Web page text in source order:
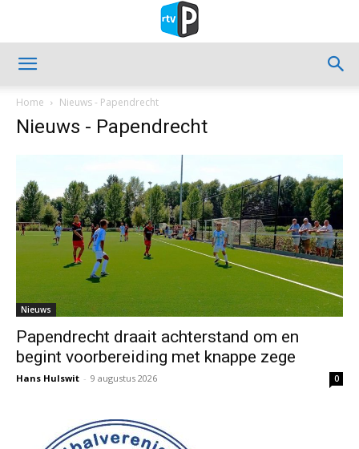
Home Nieuws - Papendrecht
Nieuws - Papendrecht
Nieuws
Papendrecht draait achterstand om en
begint voorbereiding met knappe zege
Hans Hulswit - 9 augustus 2026 0